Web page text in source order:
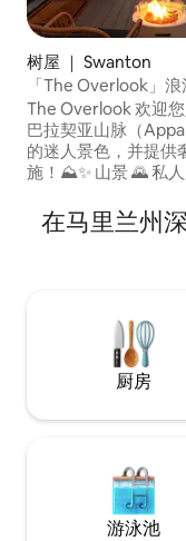
树屋 ｜ Swanton
「The Overlook」
The Overlook 欢迎
巴拉契亚山脉（
的迷人景色，并提供
施！⛰️✨ 山景 🌄 私人露台 🌿 热水浴缸♨️
泡澡浴缸 🛁 豪华瓷
房 🍳 加大双人床 🛏️
在马里兰州
厨房
游泳池